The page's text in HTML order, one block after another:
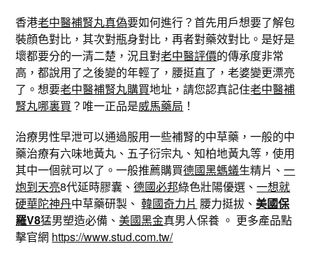
香港老中醫補腎丸真偽要如何進行？首先用戶想要了解包
裝顔色對比，其次對瓶身對比，再者對藥效對比。是好是
壞都要分的一清二楚，況且對老中醫評價的傳承度非常
高，都說用了之後變的年輕了，腰挺直了，老婆變更漂亮
了。想要老中醫補腎丸購買地址，請您認真記住老中醫補
腎丸哪裏買 ？唯一正品是威馬藥局 ！
治療男性早泄可以通過服用一些補腎的中草藥，一般的中
藥治療有六味地黃丸、五子衍宗丸、知柏地黃丸等，使用
其中一個就可以了。一般推薦購買德國黑螞蟻生精片、一
炮到天亮8代延時膠囊、德國必邦綠色壯陽優選、一想就
硬華陀神丹中草藥研製、 韓國奇力片 腰力挺拔、美國保
羅V8猛男塑造必備、美國黑金真男人保養 。 更多產品點
擊官網 https://www.stud.com.tw/